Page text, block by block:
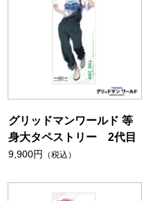
グリッドマンワールド 等
身大タペストリー 2代目
9,900円 （税込）